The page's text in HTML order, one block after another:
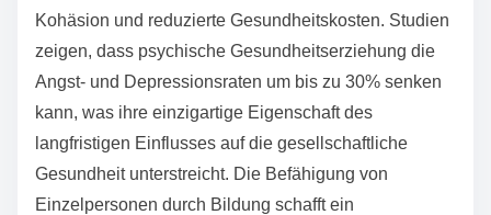
Kohäsion und reduzierte Gesundheitskosten. Studien
zeigen, dass psychische Gesundheitserziehung die
Angst- und Depressionsraten um bis zu 30% senken
kann, was ihre einzigartige Eigenschaft des
langfristigen Einflusses auf die gesellschaftliche
Gesundheit unterstreicht. Die Befähigung von
Einzelpersonen durch Bildung schafft ein